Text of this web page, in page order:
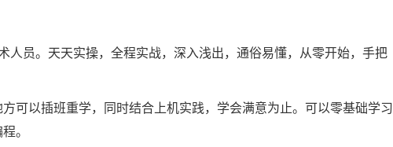
人员。天天实操，全程实战，深入浅出，通俗易懂，从零开始，手把
可以插班重学，同时结合上机实践，学会满意为止。可以零基础学习
。